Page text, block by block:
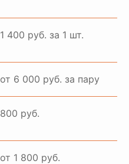
1 400 руб. за 1 шт.
от 6 000 руб. за пару
800 руб.
от 1 800 руб.